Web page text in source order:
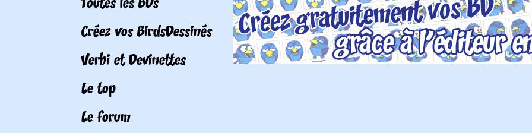
Toutes les BDs
Créez vos BirdsDessinés
Verbi et Devinettes
Le top
Le forum